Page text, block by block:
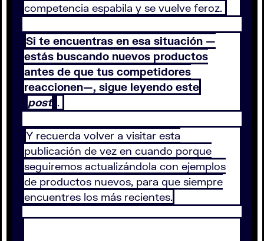
competencia espabila y se vuelve feroz.
Si te encuentras en esa situación —
estás buscando nuevos productos
antes de que tus competidores
reaccionen—, sigue leyendo este
post .
Y recuerda volver a visitar esta
publicación de vez en cuando porque
seguiremos actualizándola con ejemplos
de productos nuevos, para que siempre
encuentres los más recientes.